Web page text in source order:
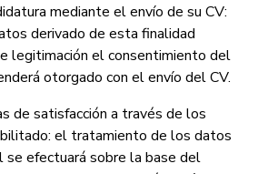
mediante el envío de su CV:
derivado de esta finalidad
legitimación el consentimiento del
otorgado con el envío del CV.
de satisfacción a través de los
el tratamiento de los datos
se efectuará sobre la base del